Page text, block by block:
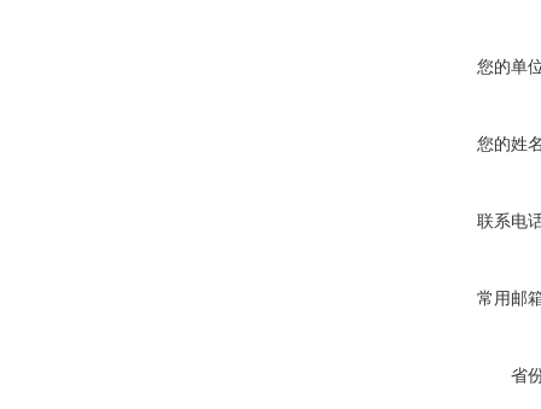
您的单
您的姓
联系电
常用邮
省